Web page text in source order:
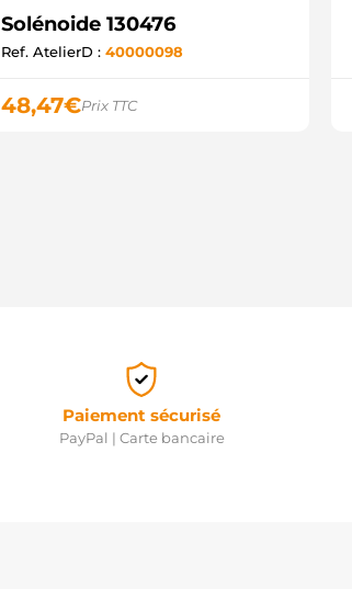
Solénoide 130476
Ref. AtelierD : 40000098
48,47€Prix TTC
Paiement sécurisé
PayPal | Carte bancaire